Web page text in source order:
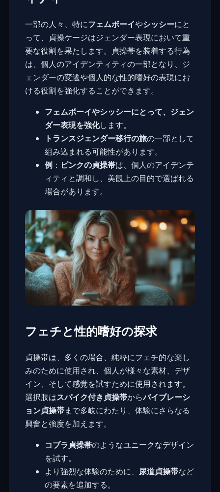
一部の人々、特にフェムボーイやシッシーにと
って、貞操ケージはジェンダー表現において重
要な役割を果たします。貞操帯を装着する行為
は、個人のアイデンティティの一部となり、ジ
ェンダーの変遷や個人的な性的嗜好の表現にお
ける役割を強化することができます。
フェムボーイやシッシーにとって、ジェン
ダー表現を強化します。
トランスジェンダー移行の旅の一部として
組み込まれる可能性があります。
例： ピンクの貞操帯は、個人のアイデンテ
ィティと調和し、美観上の目的で選ばれる
場合があります。
フェチと性的嗜好の探求
貞操帯は、多くの場合、純粋にフェチ的な楽し
みのために使用され、個人が様々な素材、デザ
イン、そして感覚を試すために使用されます。
選択肢はスパイク付き貞操帯からバイブレーシ
ョン貞操帯まで多岐にわたり、体験にさらなる
興奮と強度を加えます。
コブラ貞操帯のようなユニークなデザイン
を試す。
より強烈な体験のために、 尿道貞操帯など
の要素を追加する。